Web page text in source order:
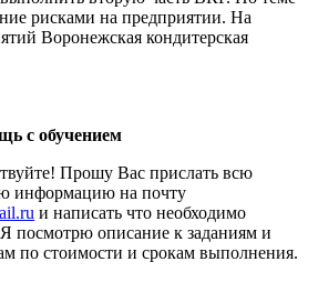
рисками на предприятии. На
Воронежская кондитерская
с обучением
Прошу Вас прислать всю
информацию на почту
и написать что необходимо
посмотрю описание к заданиям и
по стоимости и срокам выполнения.